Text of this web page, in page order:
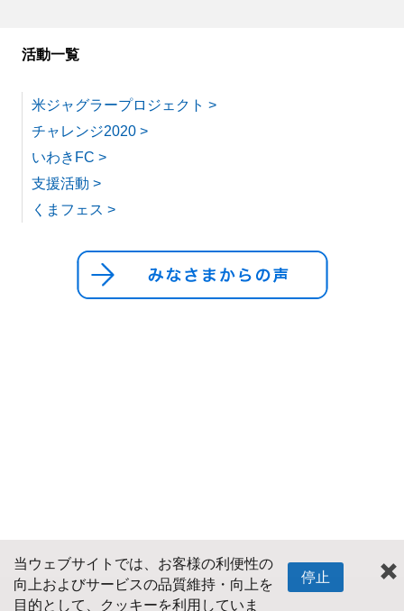
活動一覧
米ジャグラープロジェクト >
チャレンジ2020 >
いわきFC >
支援活動 >
くまフェス >
当ウェブサイトでは、お客様の利便性の
向上およびサービスの品質維持・向上を
目的として、クッキーを利用していま
停止